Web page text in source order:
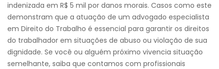
indenizada em R$ 5 mil por danos morais. Casos como este
demonstram que a atuação de um advogado especialista
em Direito do Trabalho é essencial para garantir os direitos
do trabalhador em situações de abuso ou violação de sua
dignidade. Se você ou alguém próximo vivencia situação
semelhante, saiba que contamos com profissionais